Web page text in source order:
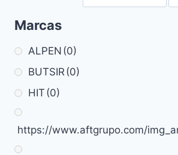
Marcas
ALPEN (0)
BUTSIR (0)
HIT (0)
https://www.aftgrupo.com/